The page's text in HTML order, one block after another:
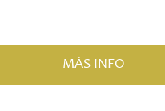
MÁS INFO